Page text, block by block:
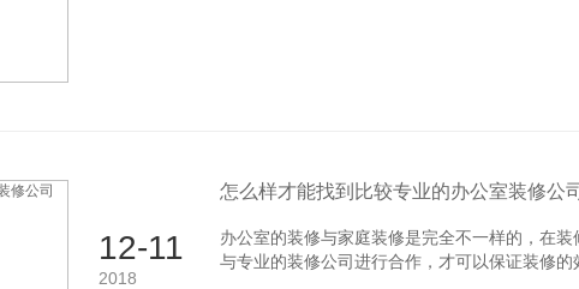
12-11
2018
怎么样才能找到比较专业的办公室装修公司
办公室的装修与家庭装修是完全不一样的，在
与专业的装修公司进行合作，才可以保证装修的